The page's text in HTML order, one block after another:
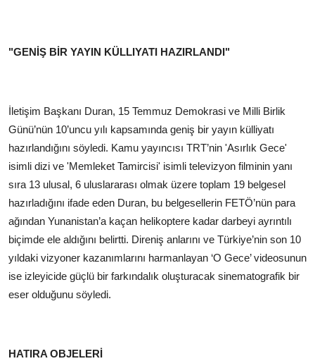
"GENİŞ BİR YAYIN KÜLLIYATI HAZIRLANDI"
İletişim Başkanı Duran, 15 Temmuz Demokrasi ve Milli Birlik
Günü’nün 10’uncu yılı kapsamında geniş bir yayın külliyatı
hazırlandığını söyledi. Kamu yayıncısı TRT’nin 'Asırlık Gece'
isimli dizi ve 'Memleket Tamircisi' isimli televizyon filminin yanı
sıra 13 ulusal, 6 uluslararası olmak üzere toplam 19 belgesel
hazırladığını ifade eden Duran, bu belgesellerin FETÖ’nün para
ağından Yunanistan’a kaçan helikoptere kadar darbeyi ayrıntılı
biçimde ele aldığını belirtti. Direniş anlarını ve Türkiye’nin son 10
yıldaki vizyoner kazanımlarını harmanlayan ‘O Gece’ videosunun
ise izleyicide güçlü bir farkındalık oluşturacak sinematografik bir
eser olduğunu söyledi.
HATIRA OBJELERİ